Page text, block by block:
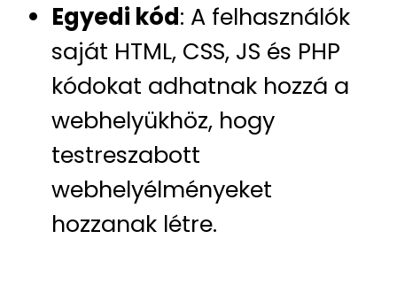
Egyedi kód: A felhasználók
saját HTML, CSS, JS és PHP
kódokat adhatnak hozzá a
webhelyükhöz, hogy
testreszabott
webhelyélményeket
hozzanak létre.